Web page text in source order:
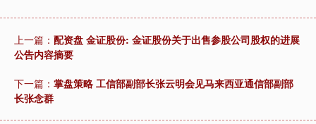
上一篇： 配资盘 金证股份: 金证股份关于出售参股公司股权的进展
公告内容摘要
下一篇： 掌盘策略 工信部副部长张云明会见马来西亚通信部副部
长张念群